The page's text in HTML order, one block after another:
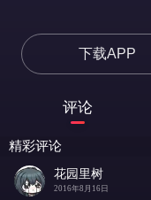
下载APP
评论
精彩评论
花园里树
2016年8月16日